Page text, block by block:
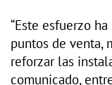
“Este esfuerzo
puntos de venta,
reforzar las
comunicado,